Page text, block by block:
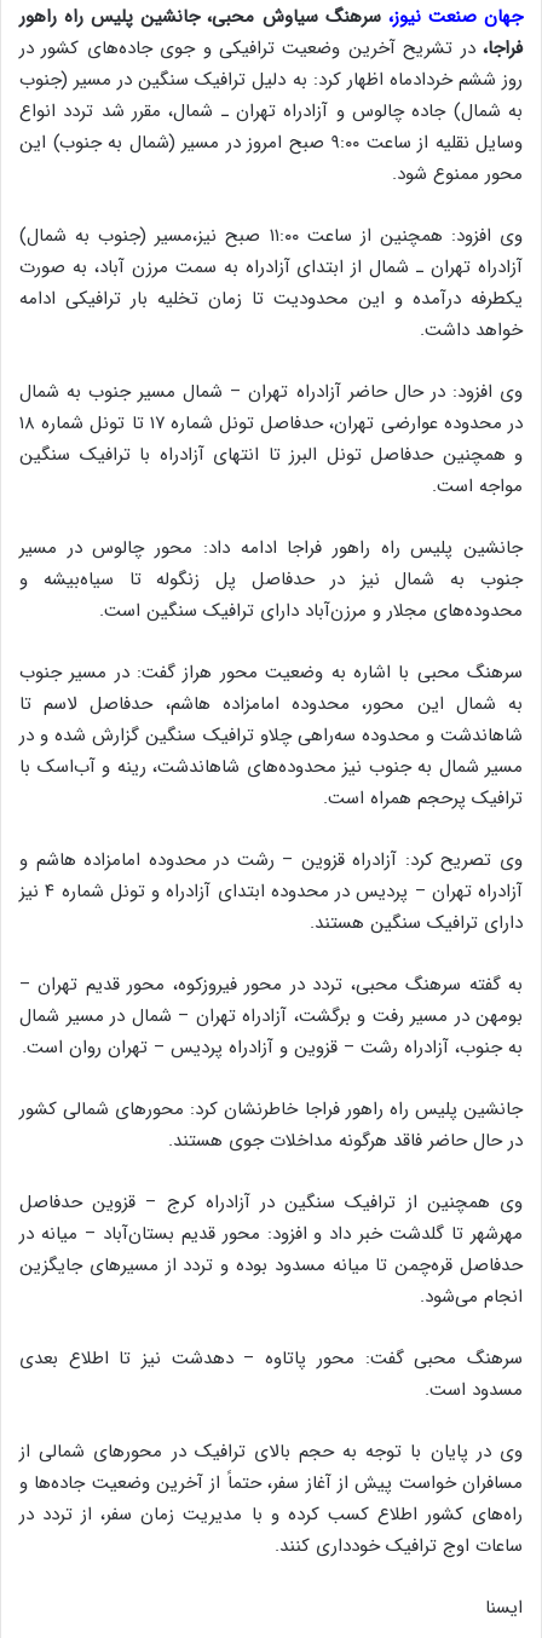
جهان صنعت نیوز، سرهنگ سیاوش محبی، جانشین پلیس راه راهور
فراجا،در تشریح آخرین وضعیت ترافیکی و جوی جاده‌های کشور در
روز ششم خردادماه اظهار کرد: به دلیل ترافیک سنگین در مسیر (جنوب
به شمال) جاده چالوس و آزادراه تهران ـ شمال، مقرر شد تردد انواع
وسایل نقلیه از ساعت ۹:۰۰ صبح امروز در مسیر (شمال به جنوب) این
محور ممنوع شود.
وی افزود: همچنین از ساعت ۱۱:۰۰ صبح نیز،مسیر (جنوب به شمال)
آزادراه تهران ـ شمال از ابتدای آزادراه به سمت مرزن آباد، به صورت
یکطرفه درآمده و این محدودیت تا زمان تخلیه بار ترافیکی ادامه
خواهد داشت.
وی افزود: در حال حاضر آزادراه تهران – شمال مسیر جنوب به شمال
در محدوده عوارضی تهران، حدفاصل تونل شماره ۱۷ تا تونل شماره ۱۸
و همچنین حدفاصل تونل البرز تا انتهای آزادراه با ترافیک سنگین
مواجه است.
جانشین پلیس راه راهور فراجا ادامه داد: محور چالوس در مسیر
جنوب به شمال نیز در حدفاصل پل زنگوله تا سیاه‌بیشه و
محدوده‌های مجلار و مرزن‌آباد دارای ترافیک سنگین است.
سرهنگ محبی با اشاره به وضعیت محور هراز گفت: در مسیر جنوب
به شمال این محور، محدوده امامزاده هاشم، حدفاصل لاسم تا
شاهاندشت و محدوده سه‌راهی چلاو ترافیک سنگین گزارش شده و در
مسیر شمال به جنوب نیز محدوده‌های شاهاندشت، رینه و آب‌اسک با
ترافیک پرحجم همراه است.
وی تصریح کرد: آزادراه قزوین – رشت در محدوده امامزاده هاشم و
آزادراه تهران – پردیس در محدوده ابتدای آزادراه و تونل شماره ۴ نیز
دارای ترافیک سنگین هستند.
به گفته سرهنگ محبی، تردد در محور فیروزکوه، محور قدیم تهران –
بومهن در مسیر رفت و برگشت، آزادراه تهران – شمال در مسیر شمال
به جنوب، آزادراه رشت – قزوین و آزادراه پردیس – تهران روان است.
جانشین پلیس راه راهور فراجا خاطرنشان کرد: محورهای شمالی کشور
در حال حاضر فاقد هرگونه مداخلات جوی هستند.
وی همچنین از ترافیک سنگین در آزادراه کرج – قزوین حدفاصل
مهرشهر تا گلدشت خبر داد و افزود: محور قدیم بستان‌آباد – میانه در
حدفاصل قره‌چمن تا میانه مسدود بوده و تردد از مسیرهای جایگزین
انجام می‌شود.
سرهنگ محبی گفت: محور پاتاوه – دهدشت نیز تا اطلاع بعدی
مسدود است.
وی در پایان با توجه به حجم بالای ترافیک در محورهای شمالی از
مسافران خواست پیش از آغاز سفر، حتماً از آخرین وضعیت جاده‌ها و
راه‌های کشور اطلاع کسب کرده و با مدیریت زمان سفر، از تردد در
ساعات اوج ترافیک خودداری کنند.
ایسنا